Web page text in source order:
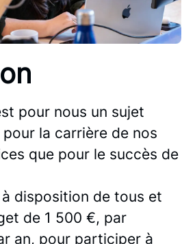
pour nous un sujet
la carrière de nos
que pour le succès de
disposition de tous et
de 1 500 €, par
an, pour participer à